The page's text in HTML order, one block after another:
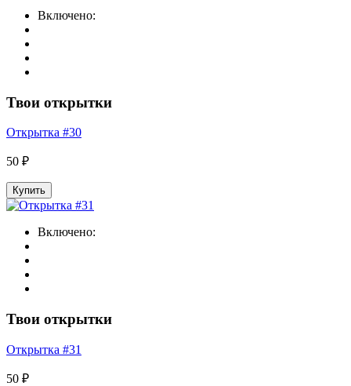
Включено:
Твои открытки
Открытка #30
50 ₽
Купить
Включено:
Твои открытки
Открытка #31
50 ₽